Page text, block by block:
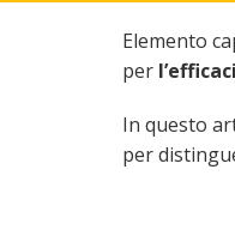
Elemento
per
In questo
per